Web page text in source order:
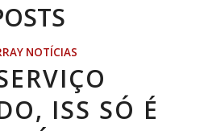
NOTÍCIAS
ISS SÓ É